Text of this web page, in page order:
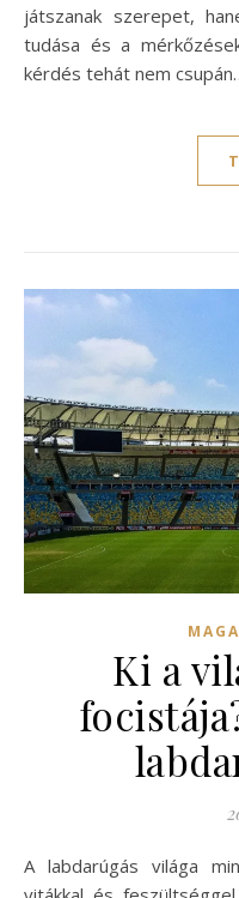
játszanak szerepet,
tudása és a
kérdés tehát nem
Ki a
A labdarúgás világa mindig is tele volt szenvedéllyel,